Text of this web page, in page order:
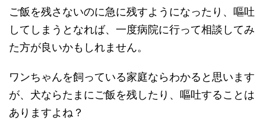
ご飯を残さないのに急に残すようになったり、嘔吐
してしまうとなれば、一度病院に行って相談してみ
た方が良いかもしれません。
ワンちゃんを飼っている家庭ならわかると思います
が、犬ならたまにご飯を残したり、嘔吐することは
ありますよね？